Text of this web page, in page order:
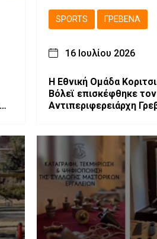
SPORTS ΓΡΕΒΕΝΆ
16 Ιουλίου 2026
Η Εθνική Ομάδα
Βόλεϊ επισκέφθηκε τον
Αντιπεριφερειάρχη